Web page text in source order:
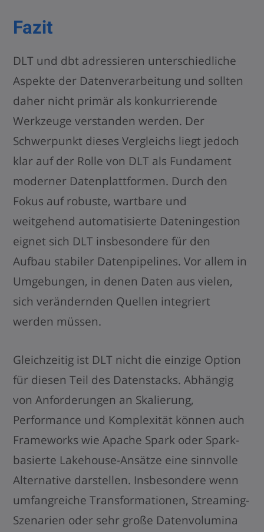
Fazit
DLT und dbt adressieren unterschiedliche
Aspekte der Datenverarbeitung und sollten
daher nicht primär als konkurrierende
Werkzeuge verstanden werden. Der
Schwerpunkt dieses Vergleichs liegt jedoch
klar auf der Rolle von DLT als Fundament
moderner Datenplattformen. Durch den
Fokus auf robuste, wartbare und
weitgehend automatisierte Dateningestion
eignet sich DLT insbesondere für den
Aufbau stabiler Datenpipelines. Vor allem in
Umgebungen, in denen Daten aus vielen,
sich verändernden Quellen integriert
werden müssen.
Gleichzeitig ist DLT nicht die einzige Option
für diesen Teil des Datenstacks. Abhängig
von Anforderungen an Skalierung,
Performance und Komplexität können auch
Frameworks wie Apache Spark oder Spark-
basierte Lakehouse-Ansätze eine sinnvolle
Alternative darstellen. Insbesondere wenn
umfangreiche Transformationen, Streaming-
Szenarien oder sehr große Datenvolumina